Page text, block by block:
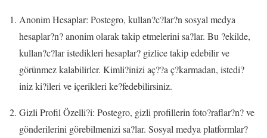
Anonim Hesaplar: Postegro, kullan?c?lar?n sosyal medya
hesaplar?n? anonim olarak takip etmelerini sa?lar. Bu ?ekilde,
kullan?c?lar istedikleri hesaplar? gizlice takip edebilir ve
görünmez kalabilirler. Kimli?inizi aç??a ç?karmadan, istedi?
iniz ki?ileri ve içerikleri ke?fedebilirsiniz.
Gizli Profil Özelli?i: Postegro, gizli profillerin foto?raflar?n? ve
gönderilerini görebilmenizi sa?lar. Sosyal medya platformlar?